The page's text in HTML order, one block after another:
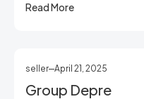
Read More
seller April 21, 2025
Group Depre